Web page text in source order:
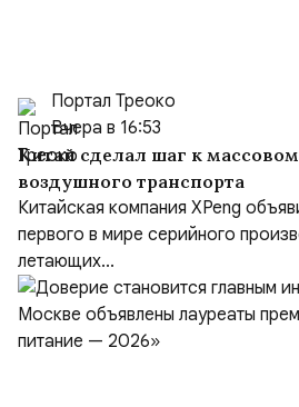
Портал Треоко
Вчера в 16:53
Китай сделал шаг к
воздушного транспорта
Китайская компания XPeng
первого в мире серийного
летающих...